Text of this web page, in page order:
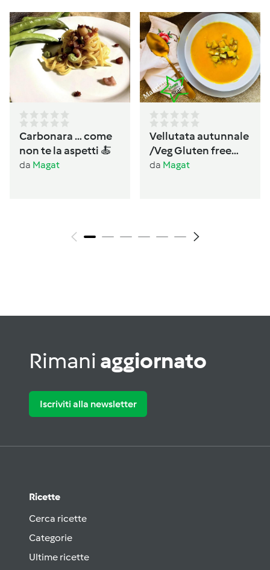
Carbonara … come
non te la aspetti 🍝
da Magat
Vellutata autunnale
/Veg Gluten free
Lactos free
da Magat
Rimani aggiornato
Iscriviti alla newsletter
Ricette
Cerca ricette
Categorie
Ultime ricette